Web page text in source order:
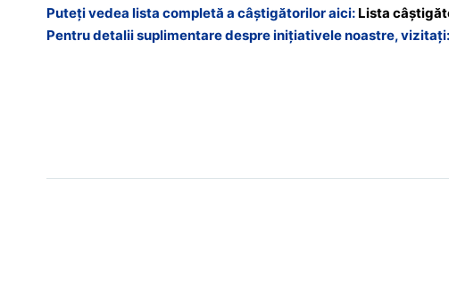
Puteți vedea lista completă a câștigătorilor aici: Lista
Pentru detalii suplimentare despre inițiativele noastre, vizitați: